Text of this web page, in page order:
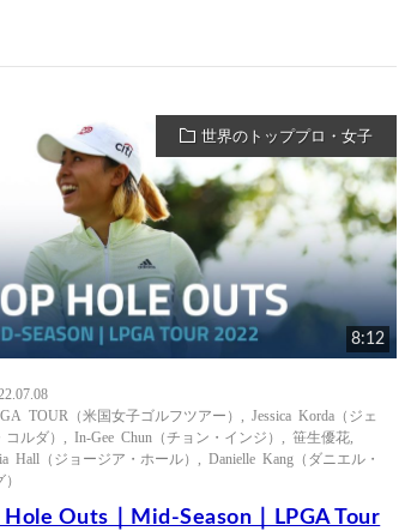
世界のトッププロ・女子
8:12
TOUR（米国女子ゴルフツアー）
Jessica Korda（ジェ
コルダ）
,In-Gee Chun（チョン・インジ） ,笹生優花
Hall（ジョージア・ホール）
,Danielle Kang（ダニエル・
Hole Outs｜Mid-Season｜LPGA Tour